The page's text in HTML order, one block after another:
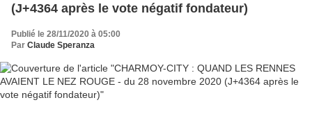
(J+4364 après le vote négatif fondateur)
Publié le 28/11/2020 à 05:00
Par Claude Speranza